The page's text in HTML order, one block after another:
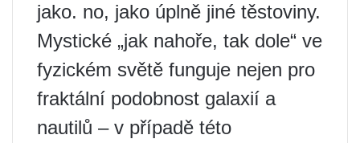
jako. no, jako úplně jiné těstoviny.
Mystické „jak nahoře, tak dole“ ve
fyzickém světě funguje nejen pro
fraktální podobnost galaxií a
nautilů – v případě této